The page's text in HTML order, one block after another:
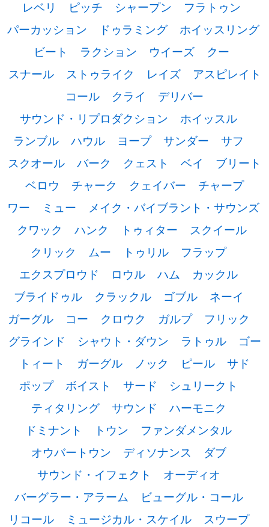
レベリ ピッチ シャープン
フラトゥン
パーカッション
ドゥラミング
ホイッスリング
ビート
ラクション ウイーズ
クー
スナール
ストゥライク レイズ
アスピレイト
コール
クライ
デリバー
サウンド・リプロダクション
ホイッスル
ランブル
ハウル ヨープ サンダー
サフ
スクオール
バーク クェスト ベイ
ブリート
ベロウ
チャーク クェイバー
チャープ
ワー
ミュー
メイク・バイブラント・サウンズ
クワック
ハンク トゥィター
スクイール
クリック
ムー トゥリル
フラップ
エクスプロウド
ロウル ハム
カックル
ブライドゥル
クラックル ゴブル
ネーイ
ガーグル
コー クロウク ガルプ
フリック
グラインド
シャウト・ダウン ラトゥル
ゴー
トィート
ガーグル ノック ピール
サド
ポップ
ボイスト サード
シュリークト
ティタリング
サウンド
ハーモニク
ドミナント
トウン
ファンダメンタル
オウバートウン
ディソナンス
ダブ
サウンド・イフェクト
オーディオ
バーグラー・アラーム
ビューグル・コール
リコール
ミュージカル・スケイル
スウープ